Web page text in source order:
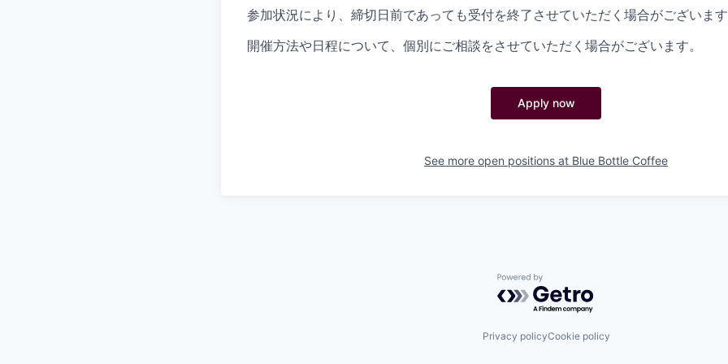
参加状況により、締切日前であっても受付を終了させていただく場合がございま
開催方法や日程について、個別にご相談をさせていただく場合がございます。
Apply now
See more open positions at Blue Bottle Coffee
Powered by Getro.com
Privacy policyCookie policy